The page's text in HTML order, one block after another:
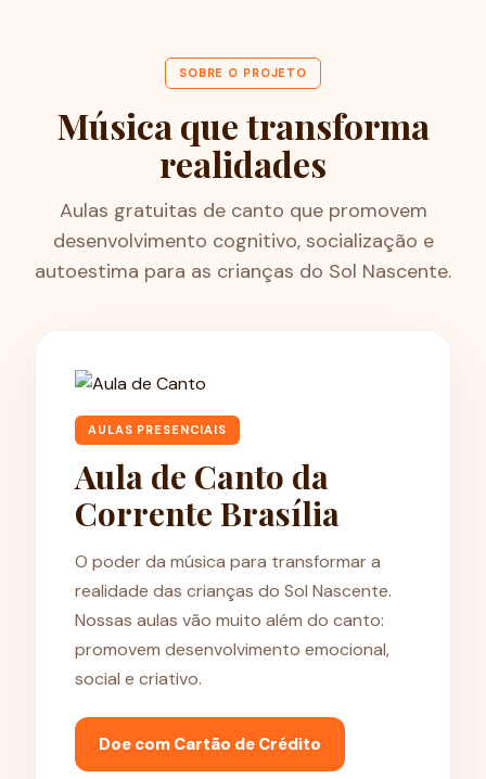
SOBRE O PROJETO
Música que transforma
realidades
Aulas gratuitas de canto que promovem
desenvolvimento cognitivo, socialização e
autoestima para as crianças do Sol Nascente.
AULAS PRESENCIAIS
Aula de Canto da
Corrente Brasília
O poder da música para transformar a
realidade das crianças do Sol Nascente.
Nossas aulas vão muito além do canto:
promovem desenvolvimento emocional,
social e criativo.
Doe com Cartão de Crédito